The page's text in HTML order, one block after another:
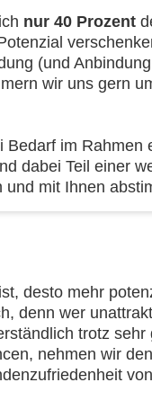
nur 40 Prozent
(und
wir uns gern
Bedarf im Rahmen
dabei Teil einer
mit Ihnen
desto mehr
denn wer
trotz
nehmen wir